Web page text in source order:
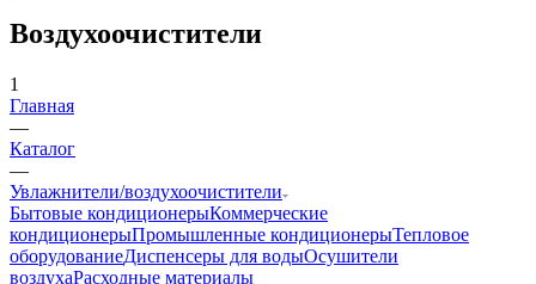
Воздухоочистители
1
Главная
—
Каталог
—
Увлажнители/воздухоочистители
Бытовые кондиционерыКоммерческие
кондиционерыПромышленные кондиционерыТепловое
оборудованиеДиспенсеры для водыОсушители
воздухаРасходные материалы